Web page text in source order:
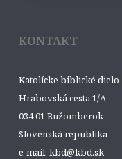
KONTAKT
Katolícke biblické dielo
Hrabovská cesta 1/A
034 01 Ružomberok
Slovenská republika
e-mail: kbd@kbd.sk